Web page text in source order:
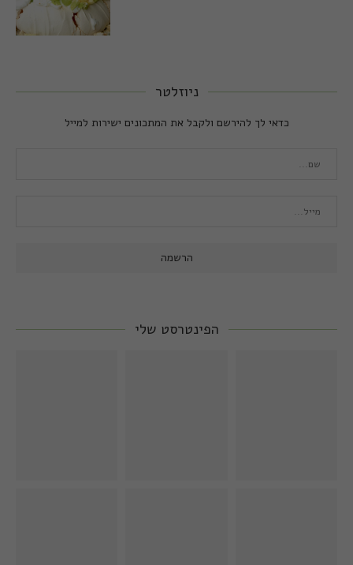
ניוזלטר
כדאי לך להירשם ולקבל את המתכונים ישירות למייל
הפינטרסט שלי